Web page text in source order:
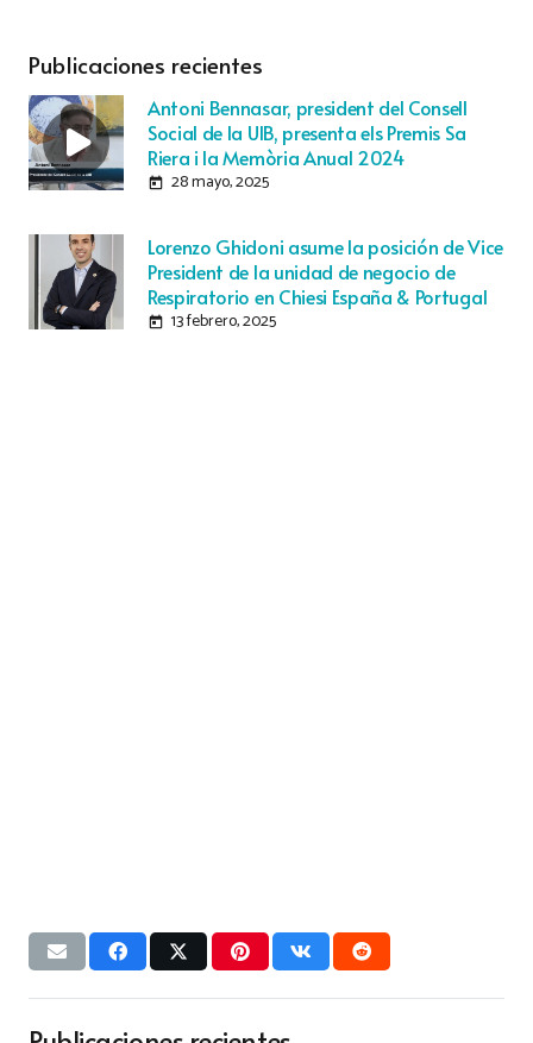
Publicaciones recientes
Antoni Bennasar, president del Consell
Social de la UIB, presenta els Premis Sa
Riera i la Memòria Anual 2024
today 28 mayo, 2025
Lorenzo Ghidoni asume la posición de Vice
President de la unidad de negocio de
Respiratorio en Chiesi España & Portugal
today 13 febrero, 2025